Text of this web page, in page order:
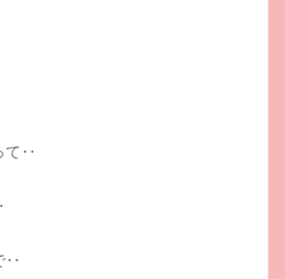
て‥
‥